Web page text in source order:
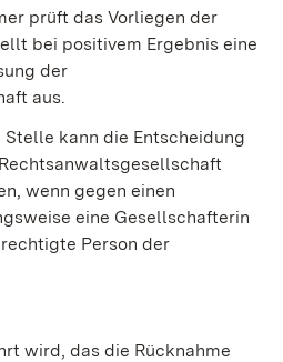
prüft das Vorliegen der
bei positivem Ergebnis eine
der
aus.
Stelle kann die Entscheidung
wenn gegen einen
eine Gesellschafterin
Person der
wird, das die Rücknahme